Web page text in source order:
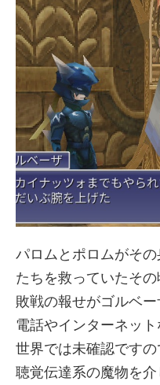
パロムとポロムがそ
たちを救っていたそ
敗戦の報せがゴルベー
電話やインターネッ
世界では未確認です
聴覚伝達系の魔物を